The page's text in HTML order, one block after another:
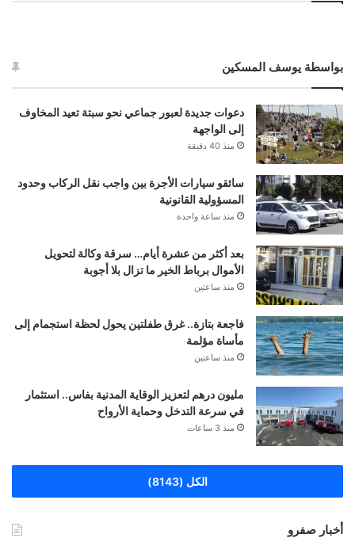
بواسطة يوسف المسكين
دعوات جديدة لعبور جماعي نحو سبتة تعيد المخاوف
إلى الواجهة
منذ 40 دقيقة
سائقو سيارات الأجرة بين واجب نقل الركاب وحدود
المسؤولية القانونية
منذ ساعة واحدة
بعد أكثر من عشرة أيام… سرقة وكالة لتحويل
الأموال برباط الخير ما تزال بلا أجوبة
منذ ساعتين
فاجعة بتازة.. غرق طفلتين يحول لحظة استجمام إلى
مأساة مؤلمة
منذ ساعتين
مليون درهم لتعزيز الوقاية المدنية بفاس.. استثمار
في سرعة التدخل وحماية الأرواح
منذ 3 ساعات
الكل (8143)
أخبار صفرو